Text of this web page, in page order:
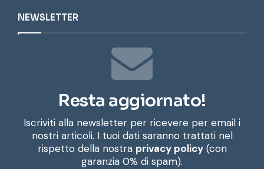
NEWSLETTER
Resta aggiornato!
Iscriviti alla newsletter per ricevere per email i
nostri articoli. I tuoi dati saranno trattati nel
rispetto della nostra privacy policy(con
garanzia 0% di spam).